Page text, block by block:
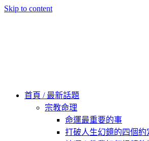
Skip to content
首頁 / 最新話題
宗教命理
命運最重要的事
打破人生幻鏡的四個約